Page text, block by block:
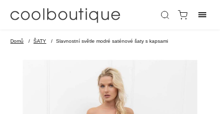
Domů / ŠATY / Slavnostní světle modré saténové šaty s kapsami